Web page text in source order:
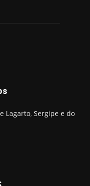
Lagarto, Sergipe e do